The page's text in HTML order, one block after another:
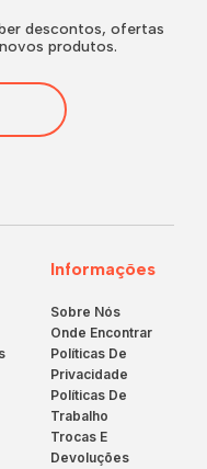
Informações
Sobre Nós
Onde Encontrar
Políticas De
Privacidade
Políticas De
Trabalho
Trocas E
Devoluções
descontos, ofertas
produtos.